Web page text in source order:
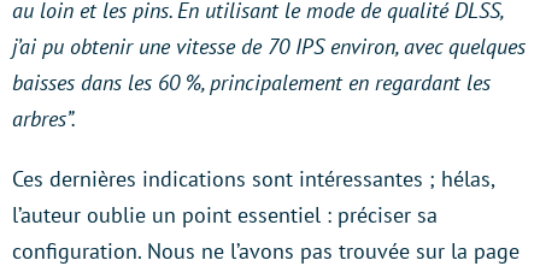
au loin et les pins. En utilisant le mode de qualité DLSS,
j’ai pu obtenir une vitesse de 70 IPS environ, avec quelques
baisses dans les 60 %, principalement en regardant les
arbres”.
Ces dernières indications sont intéressantes ; hélas,
l’auteur oublie un point essentiel : préciser sa
configuration. Nous ne l’avons pas trouvée sur la page